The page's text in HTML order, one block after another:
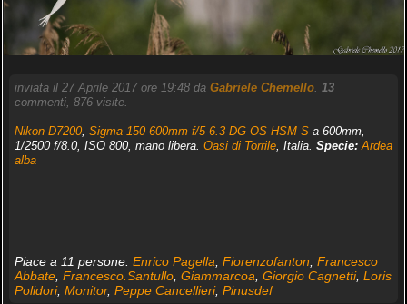
inviata il 27 Aprile 2017 ore 19:48 da Gabriele Chemello. 13
commenti, 876 visite.
Nikon D7200, Sigma 150-600mm f/5-6.3 DG OS HSM Sa 600mm,
1/2500 f/8.0, ISO 800, mano libera. Oasi di Torrile, Italia. Specie: Ardea
alba
Piace a 11 persone: Enrico Pagella Fiorenzofanton Francesco
Abbate, Francesco.Santullo, Giammarcoa Giorgio Cagnetti, Loris
Polidori, Monitor, Peppe Cancellieri, Pinusdef